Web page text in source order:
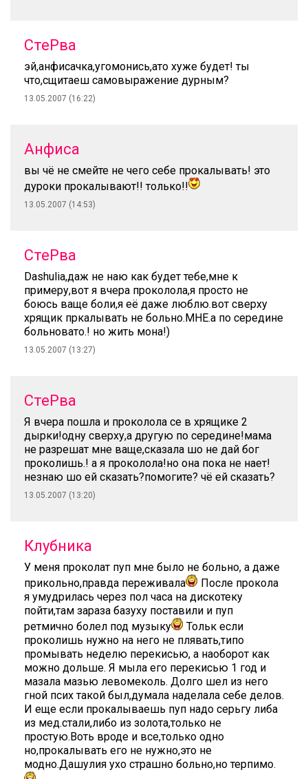
СтеРва
эй,анфисачка,угомонись,ато хуже будет! ты
что,сщитаеш самовыражение дурным?
13.05.2007 (16:22)
Анфиса
вы чё не смейте не чего себе прокалывать! это
дуроки прокалывают!! только!!
13.05.2007 (14:53)
СтеРва
Dashulia,даж не наю как будет тебе,мне к
примеру,вот я вчера проколола,я просто не
боюсь ваще боли,я её даже люблю.вот сверху
хрящик пркалывать не больно.МНЕ.а по середине
больновато.! но жить мона!)
13.05.2007 (13:27)
СтеРва
Я вчера пошла и проколола се в хрящике 2
дырки!одну сверху,а другую по середине!мама
не разрешат мне ваще,сказала шо не дай бог
проколишь.! а я проколола!но она пока не нает!
незнаю шо ей сказать?помогите? чё ей сказать?
13.05.2007 (13:20)
Клубника
У меня проколат пуп мне было не больно, а даже
прикольно,правда переживала
После прокола
я умудрилась через пол часа на дискотеку
пойти,там зараза базуху поставили и пуп
ретмично болел под музыку
Тольк если
проколишь нужно на него не плявать,типо
промывать неделю перекисью, а наоборот как
можно дольше. Я мыла его перекисью 1 год и
мазала мазью левомеколь. Долго шел из него
гной псих такой был,думала наделала себе делов.
И еще если прокалываешь пуп надо серьгу либа
из мед.стали,либо из золота,только не
простую.Воть вроде и все,только одно
но,прокалывать его не нужно,это не
модно.Дашулия ухо страшно больно,но терпимо.